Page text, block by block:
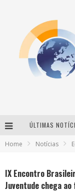
ÚLTIMAS
Home Notícias
IX Encontro
Juventude chega